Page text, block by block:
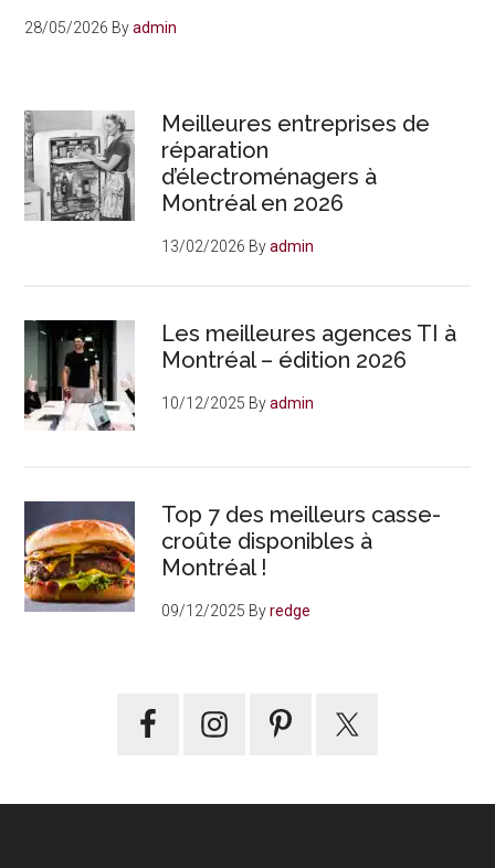
28/05/2026 Byadmin
Meilleures entreprises de
réparation
d’électroménagers à
Montréal en 2026
13/02/2026 Byadmin
Les meilleures agences TI à
Montréal – édition 2026
10/12/2025 Byadmin
Top 7 des meilleurs casse-
croûte disponibles à
Montréal !
09/12/2025 Byredge